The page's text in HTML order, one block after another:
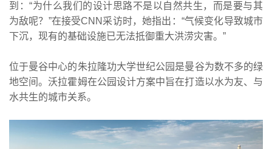
到：“为什么我们的设计思路不是以自然共生，而是要与其
为敌呢？”在接受CNN采访时，她指出：“气候变化导致城市
下沉，现有的基础设施已无法抵御重大洪涝灾害。”
位于曼谷中心的朱拉隆功大学世纪公园是曼谷为数不多的绿
地空间。沃拉霍姆在公园设计方案中旨在打造以水为友、与
水共生的城市关系。